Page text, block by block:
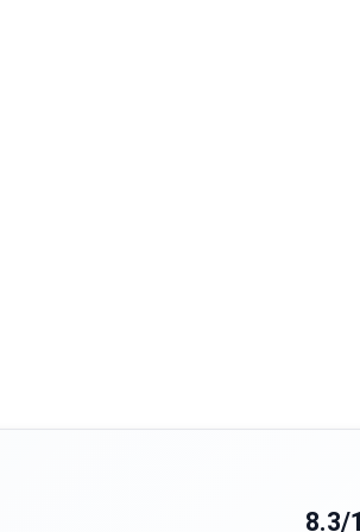
8.3/